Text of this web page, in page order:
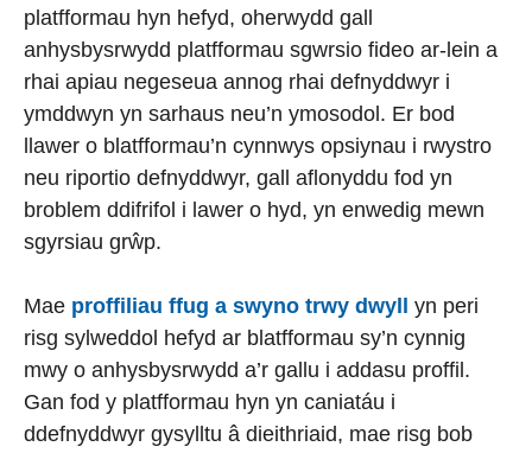
platfformau hyn hefyd, oherwydd gall
anhysbysrwydd platfformau sgwrsio fideo ar-lein a
rhai apiau negeseua annog rhai defnyddwyr i
ymddwyn yn sarhaus neu’n ymosodol. Er bod
llawer o blatfformau’n cynnwys opsiynau i rwystro
neu riportio defnyddwyr, gall aflonyddu fod yn
broblem ddifrifol i lawer o hyd, yn enwedig mewn
sgyrsiau grŵp.
Mae proffiliau ffug a swyno trwy dwyll
yn peri
risg sylweddol hefyd ar blatfformau sy’n cynnig
mwy o anhysbysrwydd a’r gallu i addasu proffil.
Gan fod y platfformau hyn yn caniatáu i
ddefnyddwyr gysylltu â dieithriaid, mae risg bob